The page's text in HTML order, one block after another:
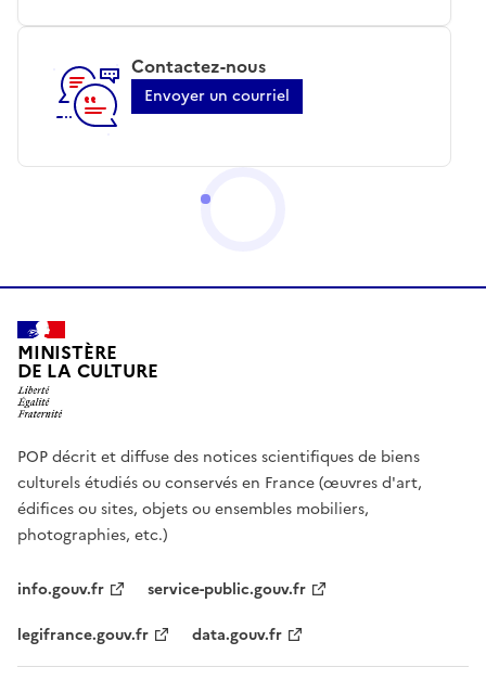
Contactez-nous
Envoyer un courriel
MINISTÈRE
DE LA CULTURE
POP décrit et diffuse des notices scientifiques de biens
culturels étudiés ou conservés en France (œuvres d'art,
édifices ou sites, objets ou ensembles mobiliers,
photographies, etc.)
info.gouv.fr
service-public.gouv.fr
legifrance.gouv.fr
data.gouv.fr